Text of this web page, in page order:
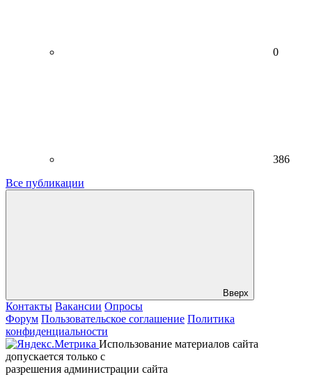
0
386
Все публикации
Вверх
Контакты Вакансии Опросы
Форум Пользовательское соглашение Политика
конфиденциальности
Использование материалов сайта
допускается только с
разрешения администрации сайта